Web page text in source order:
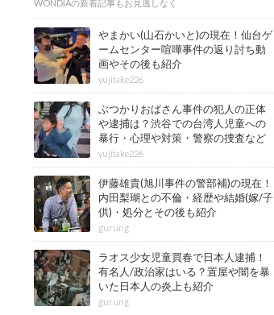
WONDIAの新着記事もお見逃しなく
やまかい(山石かいと)の現在！仙台ゲ
ームセンター喧嘩事件の返り討ち動
画やその後も紹介
yujitake226
ぶつかりおばさん事件の犯人の正体
や逮捕は？渋谷での台湾人児童への
暴行・心理や対策・警察の捜査など
その後も紹介
yujitake226
伊藤雄貴(旭川事件の警部補)の現在！
内田梨瑚との不倫・経歴や結婚(嫁/子
供)・処分とその後も紹介
gurung
ラオス少女児童買春で日本人逮捕！
有名人/政治家はいる？置屋や闇を暴
いた日本人の炎上も紹介
gurung